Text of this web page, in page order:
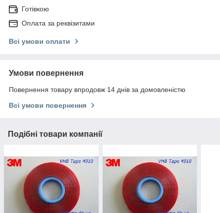
Готівкою
Оплата за реквізитами
Всі умови оплати
Умови повернення
Повернення товару впродовж 14 днів за домовленістю
Всі умови повернення
Подібні товари компанії